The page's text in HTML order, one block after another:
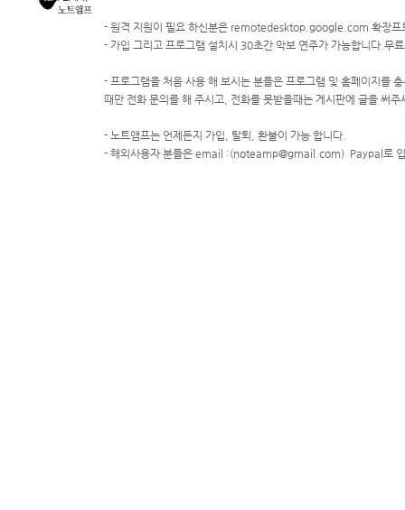
- 원격 지원이 필요 하신분은 remotedesktop.google.com 확장프
- 가입 그리고 프로그램 설치시 30초간 악보 연주가 가능합니다.무
- 프로그램을 처음 사용 해 보시는 분들은 프로그램 및 홈페이지를
때만 전화 문의를 해 주시고, 전화를 못받을때는 게시판에 글을 써
- 노트앰프는 언제든지 가입, 탈퇴, 환불이 가능 합니다.
- 해외사용자 분들은 email :(noteamp@gmail.com) Paypal로